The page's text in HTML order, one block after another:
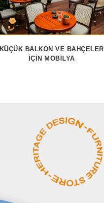
KÜÇÜK BALKON VE BAHÇELER
İÇIN MOBILYA